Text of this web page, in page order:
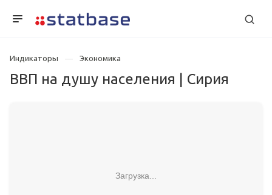
Индикаторы Экономика
ВВП на душу населения | Сирия
Загрузка...